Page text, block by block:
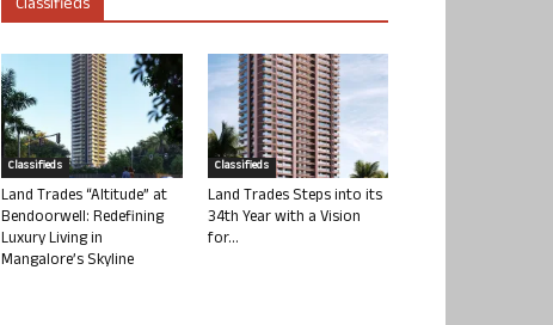
Classifieds
Land Trades “Altitude” at
Bendoorwell: Redefining
Luxury Living in
Mangalore’s Skyline
Classifieds
Land Trades Steps into its
34th Year with a Vision
for...